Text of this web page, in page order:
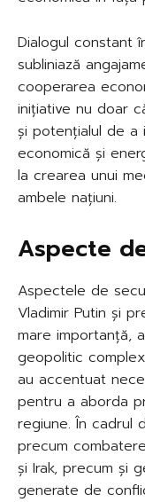
Dialogul constant
subliniază
cooperarea
inițiative nu doar
și potențialul de a
economică și
la crearea unui
ambele națiuni.
Aspecte
Aspectele de
Vladimir Putin și
mare importanță,
geopolitic
au accentuat
pentru a aborda
regiune. În cadrul
precum
și Irak, precum și
generate de